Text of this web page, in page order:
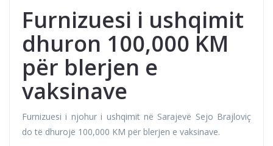
Furnizuesi i ushqimit
dhuron 100,000 KM
për blerjen e
vaksinave
Furnizuesi i njohur i ushqimit në Sarajevë Sejo Brajloviç
do të dhurojë 100,000 KM për blerjen e vaksinave.